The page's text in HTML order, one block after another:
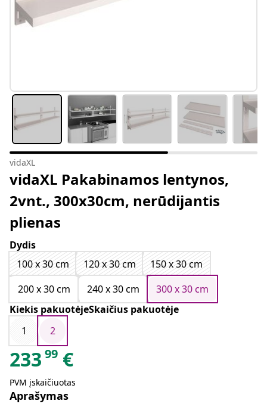
vidaXL
vidaXL Pakabinamos lentynos,
2vnt., 300x30cm, nerūdijantis
plienas
Dydis
100 x 30 cm
120 x 30 cm
150 x 30 cm
200 x 30 cm
240 x 30 cm
300 x 30 cm
Kiekis pakuotėjeSkaičius pakuotėje
1
2
233 99 €
PVM įskaičiuotas
Aprašymas